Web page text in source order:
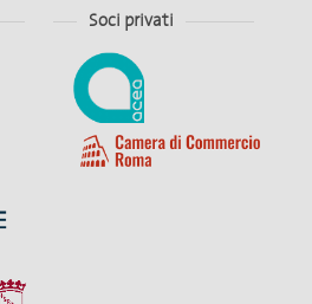
Soci privati